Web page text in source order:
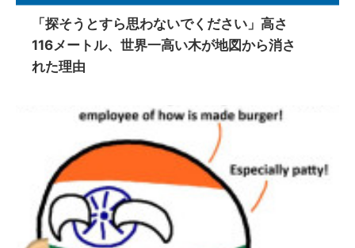
「探そうとすら思わないでください」高さ
116メートル、世界一高い木が地図から消さ
れた理由